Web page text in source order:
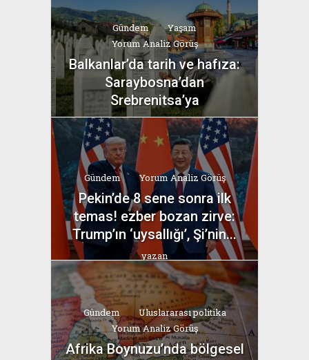
Gündem
Yaşam
Yorum Analiz Görüş
Balkanlar’da tarih ve hafıza:
Saraybosna’dan
Srebrenitsa’ya
yazan
Bahri Ak
Gündem Yorum Analiz Görüş
Pekin’de 8 sene sonra ilk
temas! ezber bozan zirve:
Trump’ın ‘uysallığı’, Şi’nin...
yazan
Bahri Ak
Gündem
Uluslararası politika
Yorum Analiz Görüş
Afrika Boynuzu’nda bölgesel